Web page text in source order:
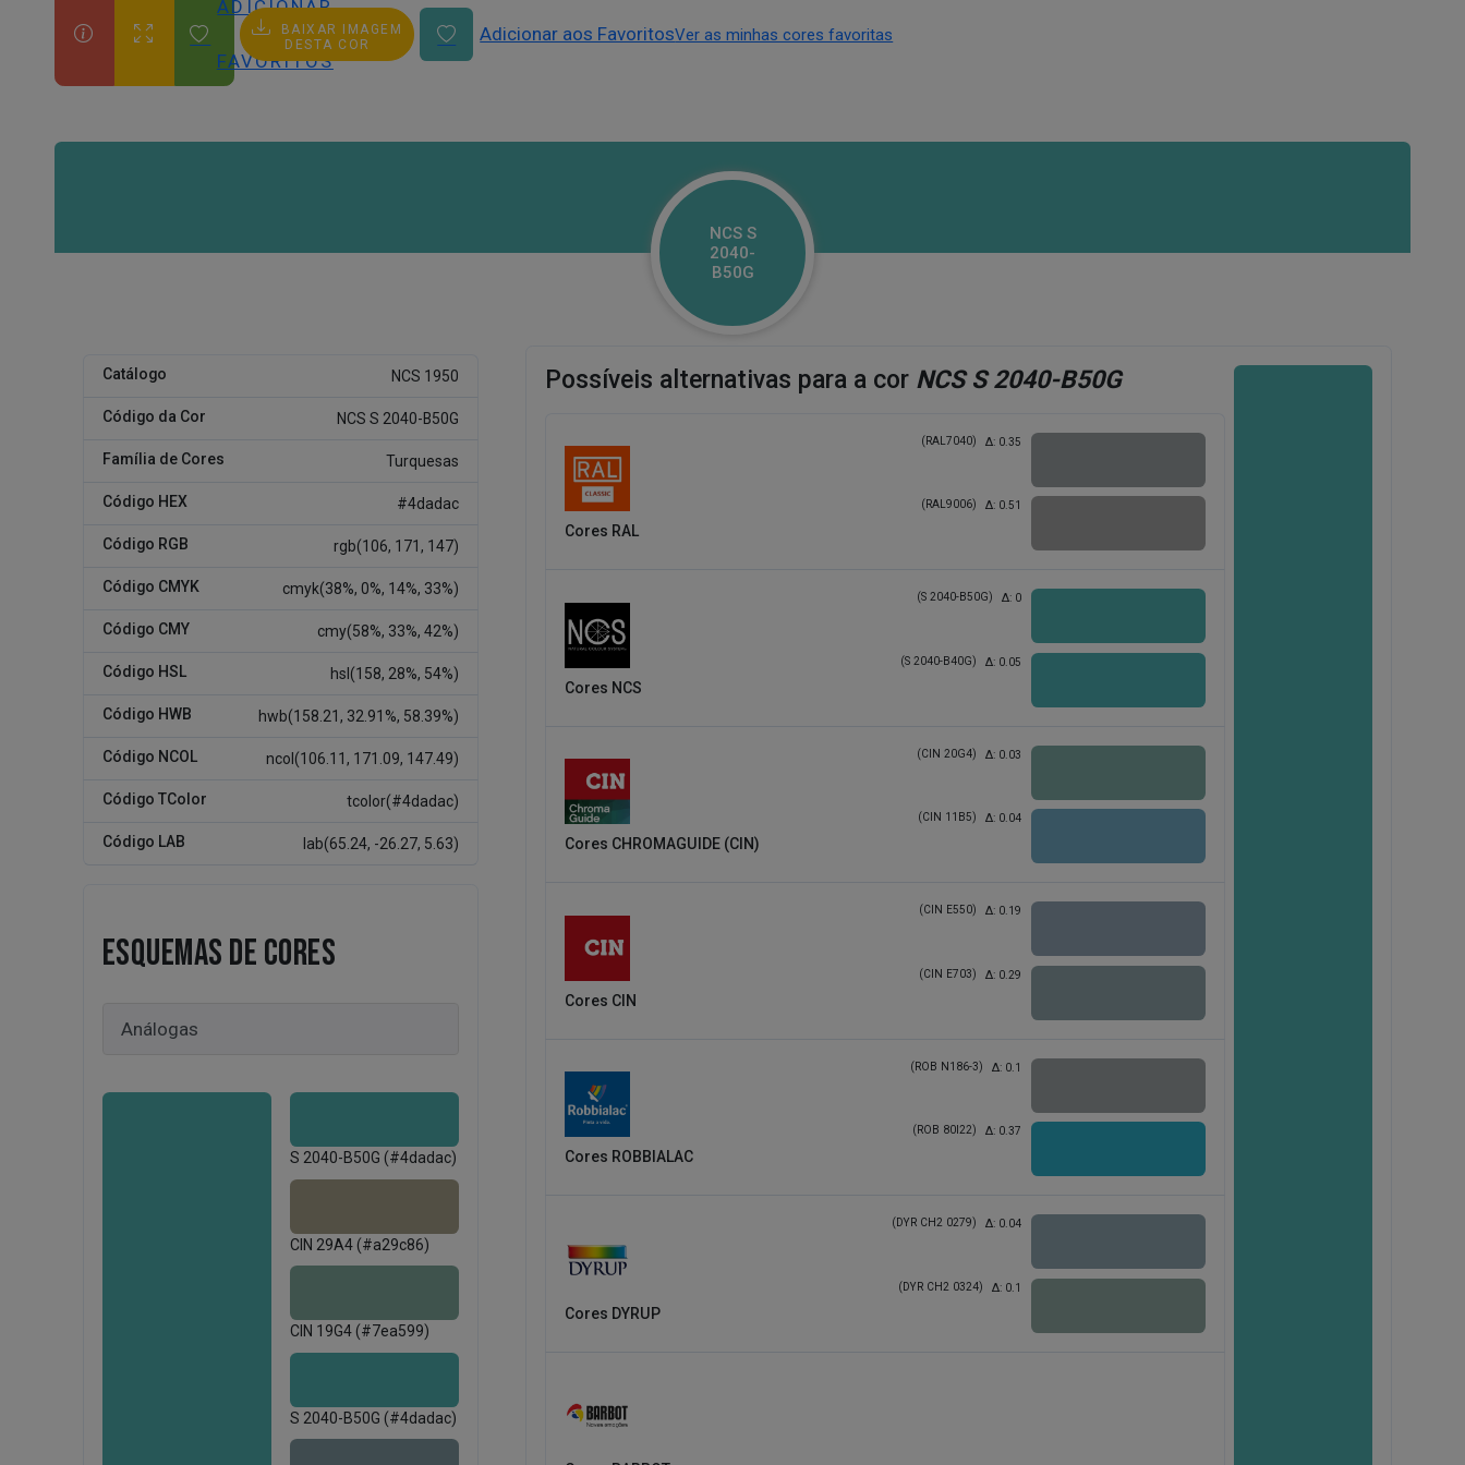
ADICIONAR
AOS
FAVORITOS
BAIXAR IMAGEM
DESTA COR
Adicionar aos FavoritosVer as minhas cores favoritas
NCS S
2040-
B50G
Catálogo NCS 1950
Código da Cor NCS S 2040-B50G
Família de Cores Turquesas
Código HEX #4dadac
Código RGB rgb(106, 171, 147)
Código CMYK cmyk(38%, 0%, 14%, 33%)
Código CMY cmy(58%, 33%, 42%)
Código HSL hsl(158, 28%, 54%)
Código HWB hwb(158.21, 32.91%, 58.39%)
Código NCOL ncol(106.11, 171.09, 147.49)
Código TColor tcolor(#4dadac)
Código LAB lab(65.24, -26.27, 5.63)
ESQUEMAS DE CORES
S 2040-B50G (#4dadac)
CIN 29A4 (#a29c86)
CIN 19G4 (#7ea599)
S 2040-B50G (#4dadac)
Possíveis alternativas para a cor NCS S 2040-B50G
Cores RAL
(RAL7040) Δ: 0.35
(RAL9006) Δ: 0.51
Cores NCS
(S 2040-B50G) Δ: 0
(S 2040-B40G) Δ: 0.05
Cores CHROMAGUIDE (CIN)
(CIN 20G4) Δ: 0.03
(CIN 11B5) Δ: 0.04
Cores CIN
(CIN E550) Δ: 0.19
(CIN E703) Δ: 0.29
Cores ROBBIALAC
(ROB N186-3) Δ: 0.1
(ROB 80I22) Δ: 0.37
Cores DYRUP
(DYR CH2 0279) Δ: 0.04
(DYR CH2 0324) Δ: 0.1